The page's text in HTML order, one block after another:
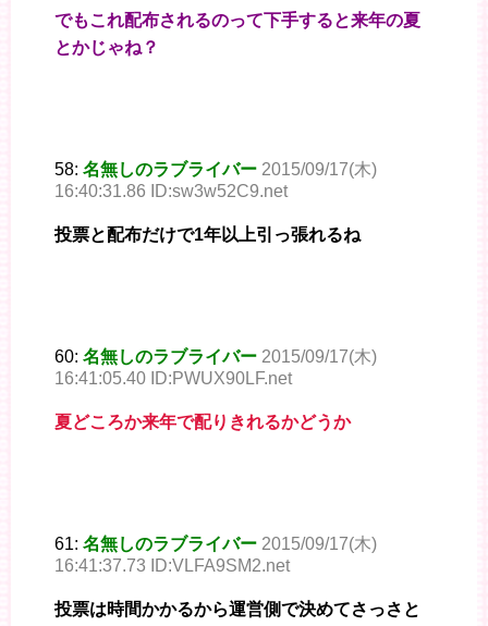
でもこれ配布されるのって下手すると来年の夏
とかじゃね？
58: 名無しのラブライバー 2015/09/17(木)
16:40:31.86 ID:sw3w52C9.net
投票と配布だけで1年以上引っ張れるね
60: 名無しのラブライバー 2015/09/17(木)
16:41:05.40 ID:PWUX90LF.net
夏どころか来年で配りきれるかどうか
61: 名無しのラブライバー 2015/09/17(木)
16:41:37.73 ID:VLFA9SM2.net
投票は時間かかるから運営側で決めてさっさと